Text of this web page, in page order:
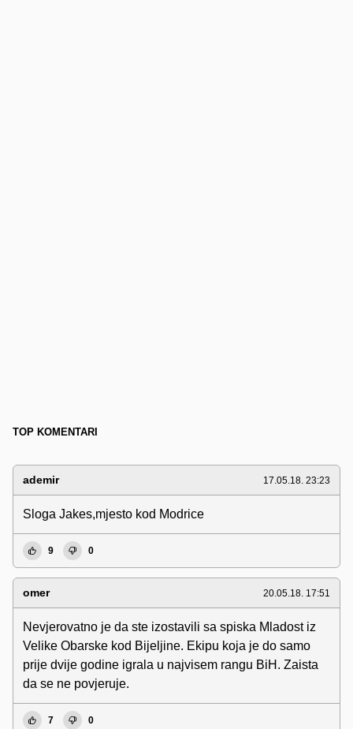
TOP KOMENTARI
ademir 17.05.18. 23:23
Sloga Jakes,mjesto kod Modrice
9 0
omer 20.05.18. 17:51
Nevjerovatno je da ste izostavili sa spiska Mladost iz
Velike Obarske kod Bijeljine. Ekipu koja je do samo
prije dvije godine igrala u najvisem rangu BiH. Zaista
da se ne povjeruje.
7 0